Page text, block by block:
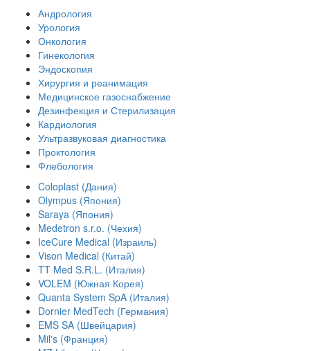
Андрология
Урология
Онкология
Гинекология
Эндоскопия
Хирургия и реанимация
Медицинское газоснабжение
Дезинфекция и Стерилизация
Кардиология
Ультразвуковая диагностика
Проктология
Флебология
Coloplast (Дания)
Olympus (Япония)
Saraya (Япония)
Medetron s.r.o. (Чехия)
IceCure Medical (Израиль)
Vison Medical (Китай)
TT Med S.R.L. (Италия)
VOLEM (Южная Корея)
Quanta System SpA (Италия)
Dornier MedTech (Германия)
EMS SA (Швейцария)
Mil's (Франция)